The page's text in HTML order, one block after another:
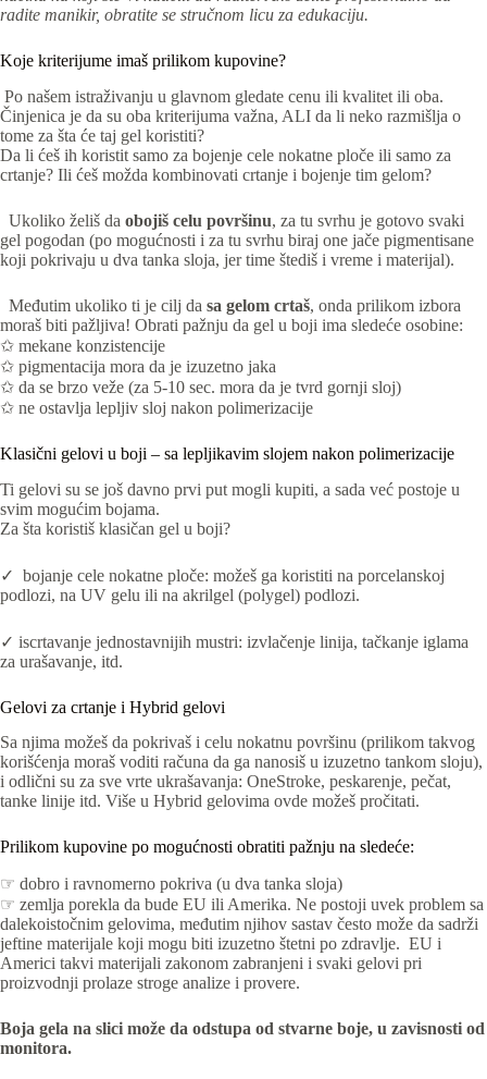
radite manikir, obratite se stručnom licu za edukaciju.
Koje kriterijume imaš prilikom kupovine?
Po našem istraživanju u glavnom gledate cenu ili kvalitet ili oba.
Činjenica je da su oba kriterijuma važna, ALI da li neko razmišlja o
tome za šta će taj gel koristiti?
Da li ćeš ih koristit samo za bojenje cele nokatne ploče ili samo za
crtanje? Ili ćeš možda kombinovati crtanje i bojenje tim gelom?
Ukoliko želiš da obojiš celu površinu, za tu svrhu je gotovo svaki
gel pogodan (po mogućnosti i za tu svrhu biraj one jače pigmentisane
koji pokrivaju u dva tanka sloja, jer time štediš i vreme i materijal).
Međutim ukoliko ti je cilj da sa gelom crtaš, onda prilikom izbora
moraš biti pažljiva! Obrati pažnju da gel u boji ima sledeće osobine:
✩ mekane konzistencije
✩ pigmentacija mora da je izuzetno jaka
✩ da se brzo veže (za 5-10 sec. mora da je tvrd gornji sloj)
✩ ne ostavlja lepljiv sloj nakon polimerizacije
Klasični gelovi u boji – sa lepljikavim slojem nakon polimerizacije
Ti gelovi su se još davno prvi put mogli kupiti, a sada već postoje u
svim mogućim bojama.
Za šta koristiš klasičan gel u boji?
✓ bojanje cele nokatne ploče: možeš ga koristiti na porcelanskoj
podlozi, na UV gelu ili na akrilgel (polygel) podlozi.
✓ iscrtavanje jednostavnijih mustri: izvlačenje linija, tačkanje iglama
za urašavanje, itd.
Gelovi za crtanje i Hybrid gelovi
Sa njima možeš da pokrivaš i celu nokatnu površinu (prilikom takvog
korišćenja moraš voditi računa da ga nanosiš u izuzetno tankom sloju),
i odlični su za sve vrte ukrašavanja: OneStroke, peskarenje, pečat,
tanke linije itd. Više u Hybrid gelovima ovde možeš pročitati.
Prilikom kupovine po mogućnosti obratiti pažnju na sledeće:
☞ dobro i ravnomerno pokriva (u dva tanka sloja)
☞ zemlja porekla da bude EU ili Amerika. Ne postoji uvek problem sa
dalekoistočnim gelovima, međutim njihov sastav često može da sadrži
jeftine materijale koji mogu biti izuzetno štetni po zdravlje. EU i
Americi takvi materijali zakonom zabranjeni i svaki gelovi pri
proizvodnji prolaze stroge analize i provere.
Boja gela na slici može da odstupa od stvarne boje, u zavisnosti od
monitora.